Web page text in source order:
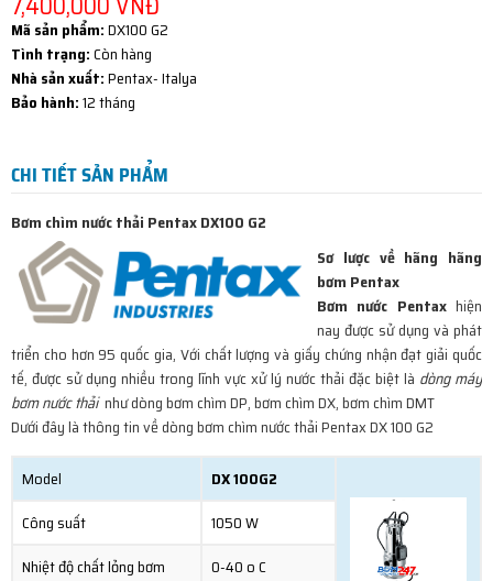
Mã sản phẩm:DX100 G2
Tình trạng:Còn hàng
Nhà sản xuất:Pentax- Italya
Bảo hành:12 tháng
CHI TIẾT SẢN PHẨM
Bơm chìm nước thải Pentax DX100 G2
Sơ lược về hãng hãng
bơm Pentax
Bơm nước Pentaxhiện
nay được sử dụng và phát
triển cho hơn 95 quốc gia, Với chất lượng và giấy chứng nhận đạt giải quốc
tế, được sử dụng nhiều trong lĩnh vực xử lý nước thải đặc biệt là dòng máy
bơm nước thảinhư dòng bơm chìm DP, bơm chìm DX, bơm chìm DMT
Dưới đây là thông tin về dòng bơm chìm nước thải Pentax DX 100 G2
Model
DX 100G2
Công suất
1050 W
Nhiệt độ chất lỏng bơm
0-40 o C